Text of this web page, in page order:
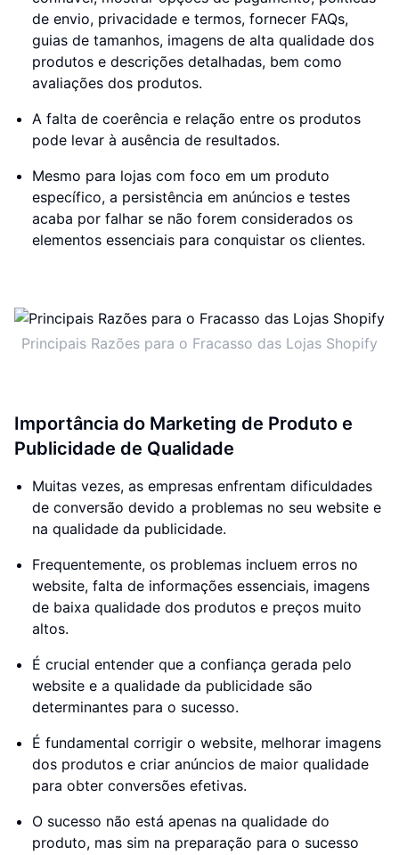
de envio, privacidade e termos, fornecer FAQs,
guias de tamanhos, imagens de alta qualidade dos
produtos e descrições detalhadas, bem como
avaliações dos produtos.
A falta de coerência e relação entre os produtos
pode levar à ausência de resultados.
Mesmo para lojas com foco em um produto
específico, a persistência em anúncios e testes
acaba por falhar se não forem considerados os
elementos essenciais para conquistar os clientes.
Principais Razões para o Fracasso das Lojas Shopify
Importância do Marketing de Produto e
Publicidade de Qualidade
Muitas vezes, as empresas enfrentam dificuldades
de conversão devido a problemas no seu website e
na qualidade da publicidade.
Frequentemente, os problemas incluem erros no
website, falta de informações essenciais, imagens
de baixa qualidade dos produtos e preços muito
altos.
É crucial entender que a confiança gerada pelo
website e a qualidade da publicidade são
determinantes para o sucesso.
É fundamental corrigir o website, melhorar imagens
dos produtos e criar anúncios de maior qualidade
para obter conversões efetivas.
O sucesso não está apenas na qualidade do
produto, mas sim na preparação para o sucesso